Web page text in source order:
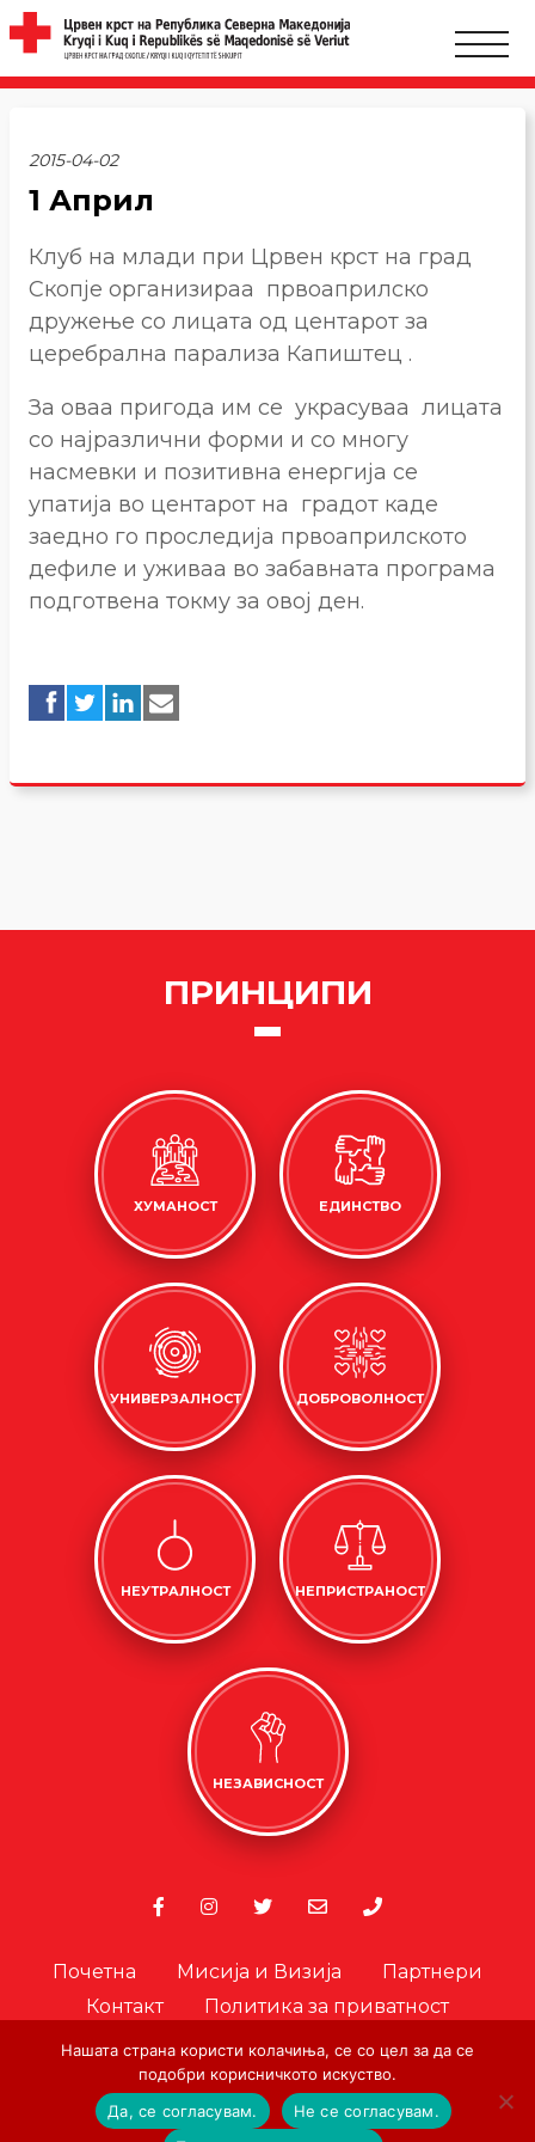
2015-04-02
1 Април
Клуб на млади при Црвен крст на град
Скопје организираа првоаприлско
дружење со лицата од центарот за
церебрална парализа Капиштец .
За оваа пригода им се украсуваа лицата
со најразлични форми и со многу
насмевки и позитивна енергија се
упатија во центарот на градот каде
заедно го проследија првоаприлското
дефиле и уживаа во забавната програма
подготвена токму за овој ден.
ПРИНЦИПИ
ХУМАНОСТ ЕДИНСТВО
УНИВЕРЗАЛНОСТ ДОБРОВОЛНОСТ
НЕУТРАЛНОСТ НЕПРИСТРАНОСТ
НЕЗАВИСНОСТ
Почетна Мисија и Визија
Партнери
Контакт
Политика за приватност
Политика за колачиња
Офицер за лични податоци
Нашата страна користи колачиња, се со цел за да се
подобри корисничкото искуство.
Да, се согласувам.
Не се согласувам.